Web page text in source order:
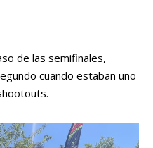
de las semifinales,
cuando estaban uno